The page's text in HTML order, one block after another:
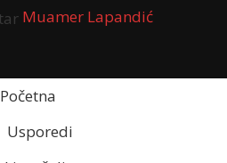
Muamer Lapandić
Početna
Usporedi